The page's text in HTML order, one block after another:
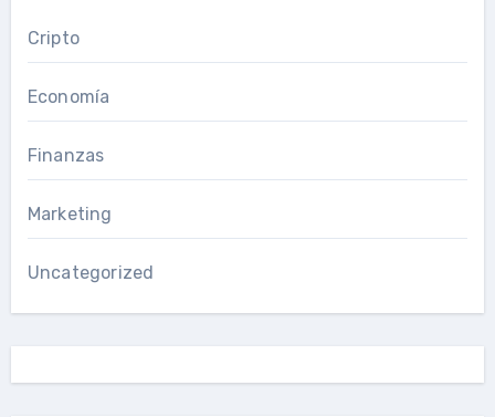
Cripto
Economía
Finanzas
Marketing
Uncategorized